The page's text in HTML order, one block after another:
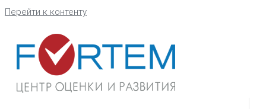
Перейти к контенту